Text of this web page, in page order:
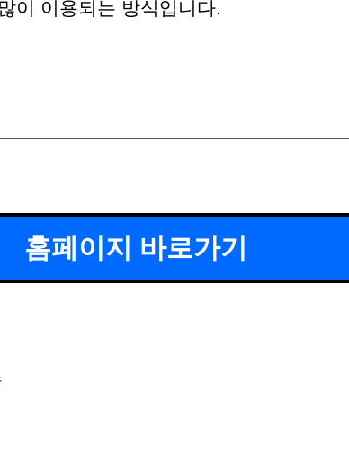
이 이용되는 방식입니다.
홈페이지 바로가기